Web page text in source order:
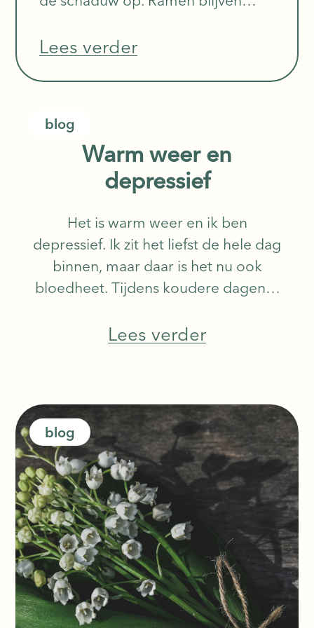
liggen velen wakker, hopend op
Lees verder
blog
Warm weer en
depressief
Het is warm weer en ik ben
depressief. Ik zit het liefst de hele dag
binnen, maar daar is het nu ook
bloedheet. Tijdens koudere dagen is
binnen te zijn, om niet buiten o
Lees verder
blog